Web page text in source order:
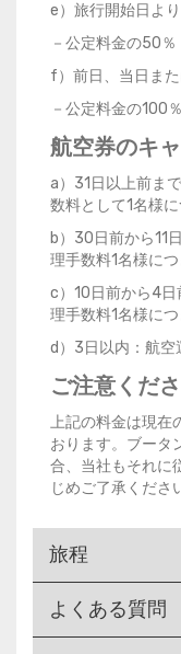
e）旅行開始日よ
－公定料金の50％
f）前日、当日ま
－公定料金の100％
航空券のキ
a）31日以上前ま
数料として1名様
b）30日前から11
理手数料1名様に
c）10日前から4
理手数料1名様に
d）3日以内：航空
ご注意くだ
上記の料金は現在
おります。ブータ
合、当社もそれに
じめご了承くださ
旅程
よくある質問